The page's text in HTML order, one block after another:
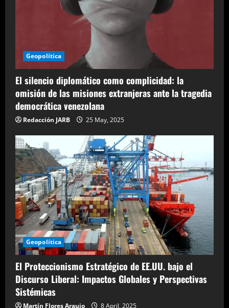
Geopolítica
El silencio diplomático como complicidad: la
omisión de las misiones extranjeras ante la tragedia
democrática venezolana
Redacción JARB 25 May, 2025
Geopolítica
El Proteccionismo Estratégico de EE.UU. bajo el
Discurso Liberal: Impactos Globales y Perspectivas
Sistémicas
Martín Flores Araujo 8 April, 2025